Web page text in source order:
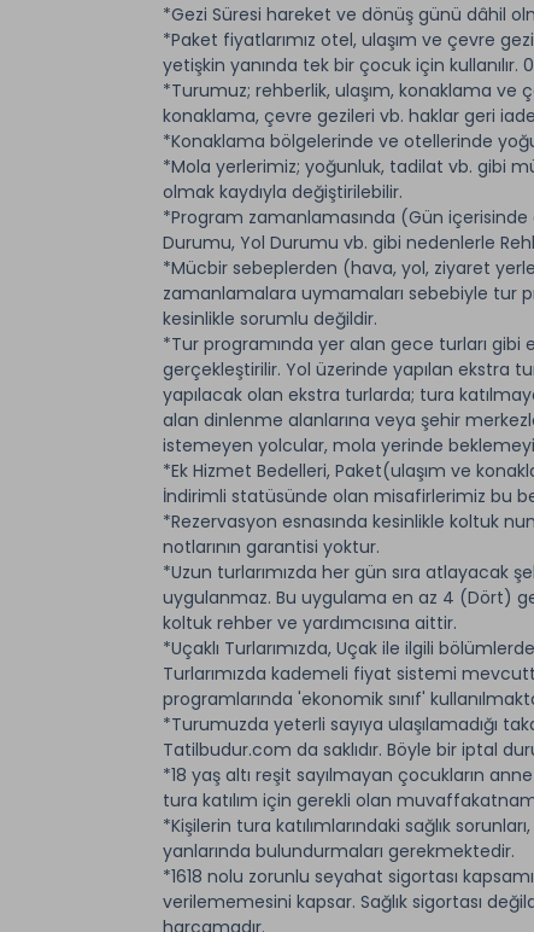
*Gezi Süresi hareket ve dönüş günü dâhil
*Paket fiyatlarımız otel, ulaşım ve çevre
yetişkin yanında tek bir çocuk için
*Turumuz; rehberlik, ulaşım, konaklama ve
konaklama, çevre gezileri vb. haklar geri
*Konaklama bölgelerinde ve otellerinde
*Mola yerlerimiz; yoğunluk, tadilat vb. gibi
olmak kaydıyla değiştirilebilir.
*Program zamanlamasında (Gün içerisinde
Durumu, Yol Durumu vb. gibi nedenlerle
*Mücbir sebeplerden (hava, yol, ziyaret
zamanlamalara uymamaları sebebiyle tur
kesinlikle sorumlu değildir.
*Tur programında yer alan gece turları gibi
gerçekleştirilir. Yol üzerinde yapılan ekstra
yapılacak olan ekstra turlarda; tura
alan dinlenme alanlarına veya şehir
istemeyen yolcular, mola yerinde beklemeyi
*Ek Hizmet Bedelleri, Paket(ulaşım ve
İndirimli statüsünde olan misafirlerimiz bu
*Rezervasyon esnasında kesinlikle koltuk
notlarının garantisi yoktur.
*Uzun turlarımızda her gün sıra atlayacak
uygulanmaz. Bu uygulama en az 4 (Dört)
koltuk rehber ve yardımcısına aittir.
*Uçaklı Turlarımızda, Uçak ile ilgili
Turlarımızda kademeli fiyat sistemi
programlarında 'ekonomik sınıf'
*Turumuzda yeterli sayıya ulaşılamadığı
Tatilbudur.com da saklıdır. Böyle bir iptal
*18 yaş altı reşit sayılmayan çocukların
tura katılım için gerekli olan
*Kişilerin tura katılımlarındaki sağlık
yanlarında bulundurmaları gerekmektedir.
*1618 nolu zorunlu seyahat sigortası
verilememesini kapsar. Sağlık sigortası
harcamadır.